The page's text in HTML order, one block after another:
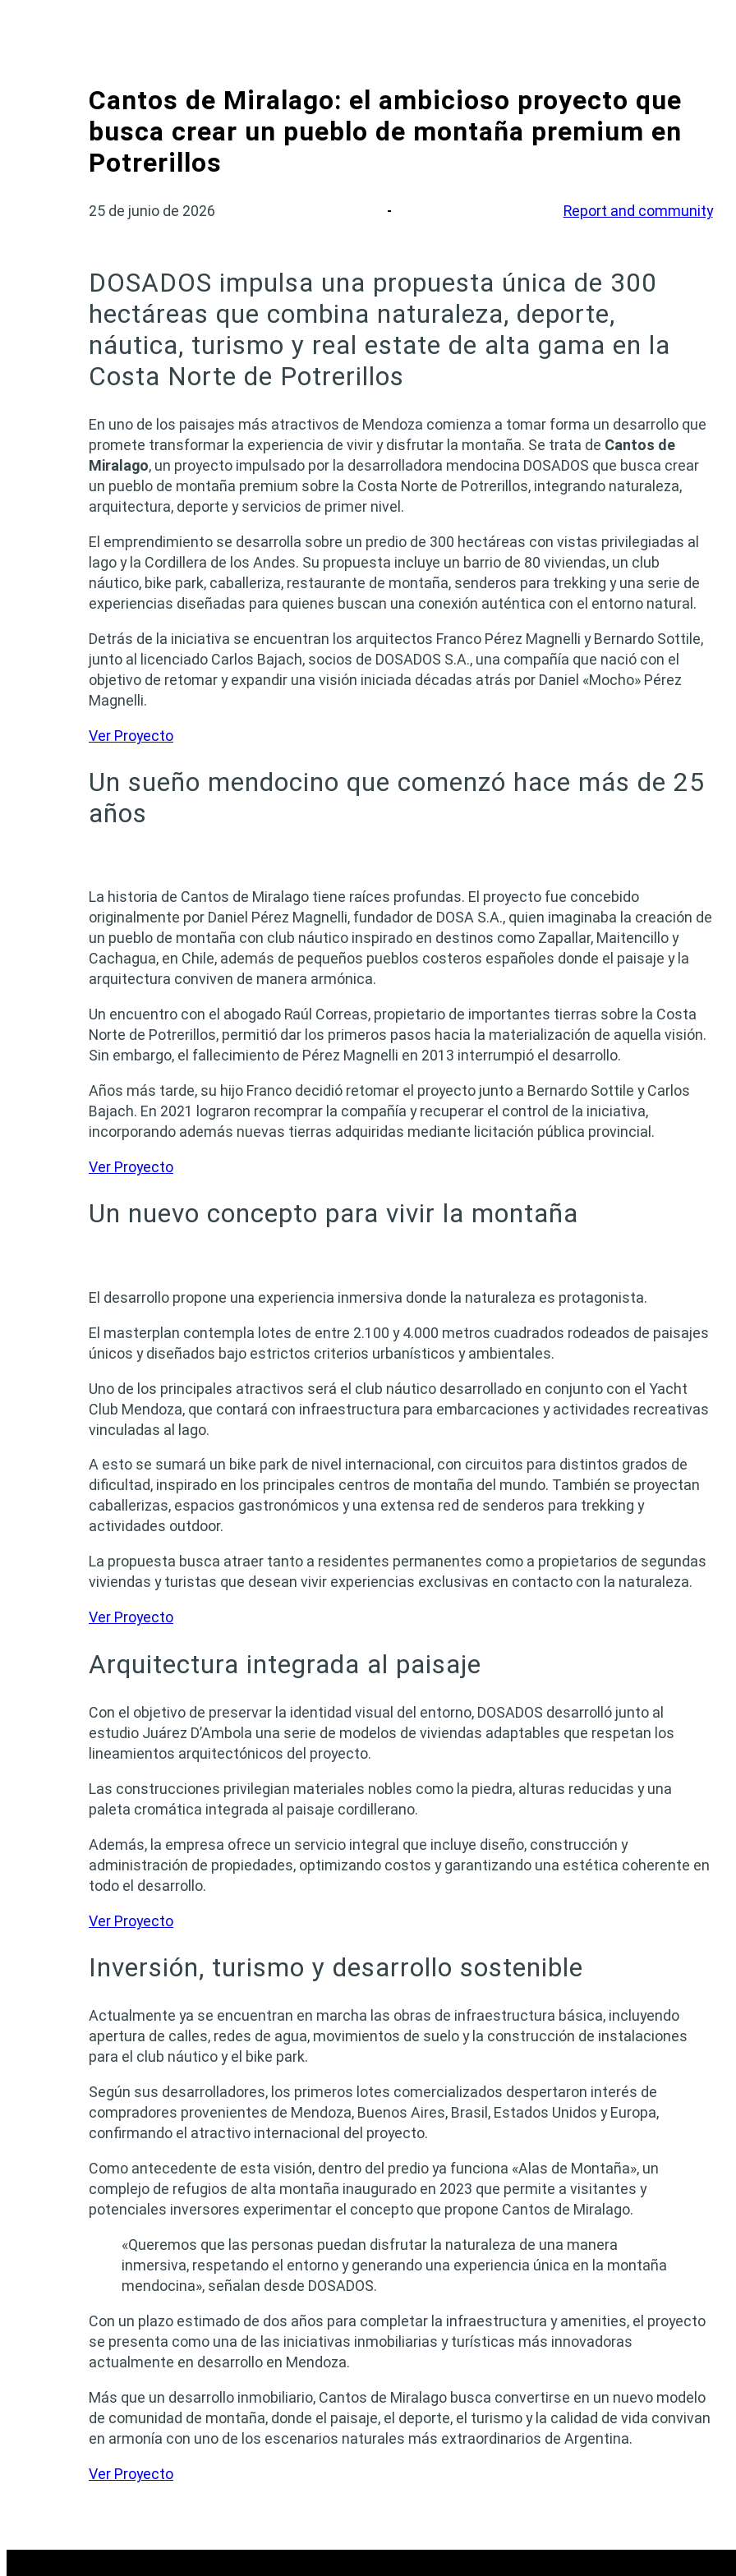
Cantos de Miralago: el ambicioso proyecto que
busca crear un pueblo de montaña premium en
Potrerillos
25 de junio de 2026 Report and community
DOSADOS impulsa una propuesta única de 300
hectáreas que combina naturaleza, deporte,
náutica, turismo y real estate de alta gama en la
Costa Norte de Potrerillos
En uno de los paisajes más atractivos de Mendoza comienza a tomar forma un desarrollo que
promete transformar la experiencia de vivir y disfrutar la montaña. Se trata de Cantos de
Miralago, un proyecto impulsado por la desarrolladora mendocina DOSADOS que busca crear
un pueblo de montaña premium sobre la Costa Norte de Potrerillos, integrando naturaleza,
arquitectura, deporte y servicios de primer nivel.
El emprendimiento se desarrolla sobre un predio de 300 hectáreas con vistas privilegiadas al
lago y la Cordillera de los Andes. Su propuesta incluye un barrio de 80 viviendas, un club
náutico, bike park, caballeriza, restaurante de montaña, senderos para trekking y una serie de
experiencias diseñadas para quienes buscan una conexión auténtica con el entorno natural.
Detrás de la iniciativa se encuentran los arquitectos Franco Pérez Magnelli y Bernardo Sottile,
junto al licenciado Carlos Bajach, socios de DOSADOS S.A., una compañía que nació con el
objetivo de retomar y expandir una visión iniciada décadas atrás por Daniel «Mocho» Pérez
Magnelli.
Ver Proyecto
Un sueño mendocino que comenzó hace más de 25
años
La historia de Cantos de Miralago tiene raíces profundas. El proyecto fue concebido
originalmente por Daniel Pérez Magnelli, fundador de DOSA S.A., quien imaginaba la creación de
un pueblo de montaña con club náutico inspirado en destinos como Zapallar, Maitencillo y
Cachagua, en Chile, además de pequeños pueblos costeros españoles donde el paisaje y la
arquitectura conviven de manera armónica.
Un encuentro con el abogado Raúl Correas, propietario de importantes tierras sobre la Costa
Norte de Potrerillos, permitió dar los primeros pasos hacia la materialización de aquella visión.
Sin embargo, el fallecimiento de Pérez Magnelli en 2013 interrumpió el desarrollo.
Años más tarde, su hijo Franco decidió retomar el proyecto junto a Bernardo Sottile y Carlos
Bajach. En 2021 lograron recomprar la compañía y recuperar el control de la iniciativa,
incorporando además nuevas tierras adquiridas mediante licitación pública provincial.
Ver Proyecto
Un nuevo concepto para vivir la montaña
El desarrollo propone una experiencia inmersiva donde la naturaleza es protagonista.
El masterplan contempla lotes de entre 2.100 y 4.000 metros cuadrados rodeados de paisajes
únicos y diseñados bajo estrictos criterios urbanísticos y ambientales.
Uno de los principales atractivos será el club náutico desarrollado en conjunto con el Yacht
Club Mendoza, que contará con infraestructura para embarcaciones y actividades recreativas
vinculadas al lago.
A esto se sumará un bike park de nivel internacional, con circuitos para distintos grados de
dificultad, inspirado en los principales centros de montaña del mundo. También se proyectan
caballerizas, espacios gastronómicos y una extensa red de senderos para trekking y
actividades outdoor.
La propuesta busca atraer tanto a residentes permanentes como a propietarios de segundas
viviendas y turistas que desean vivir experiencias exclusivas en contacto con la naturaleza.
Ver Proyecto
Arquitectura integrada al paisaje
Con el objetivo de preservar la identidad visual del entorno, DOSADOS desarrolló junto al
estudio Juárez D’Ambola una serie de modelos de viviendas adaptables que respetan los
lineamientos arquitectónicos del proyecto.
Las construcciones privilegian materiales nobles como la piedra, alturas reducidas y una
paleta cromática integrada al paisaje cordillerano.
Además, la empresa ofrece un servicio integral que incluye diseño, construcción y
administración de propiedades, optimizando costos y garantizando una estética coherente en
todo el desarrollo.
Ver Proyecto
Inversión, turismo y desarrollo sostenible
Actualmente ya se encuentran en marcha las obras de infraestructura básica, incluyendo
apertura de calles, redes de agua, movimientos de suelo y la construcción de instalaciones
para el club náutico y el bike park.
Según sus desarrolladores, los primeros lotes comercializados despertaron interés de
compradores provenientes de Mendoza, Buenos Aires, Brasil, Estados Unidos y Europa,
confirmando el atractivo internacional del proyecto.
Como antecedente de esta visión, dentro del predio ya funciona «Alas de Montaña», un
complejo de refugios de alta montaña inaugurado en 2023 que permite a visitantes y
potenciales inversores experimentar el concepto que propone Cantos de Miralago.
«Queremos que las personas puedan disfrutar la naturaleza de una manera
inmersiva, respetando el entorno y generando una experiencia única en la montaña
mendocina», señalan desde DOSADOS.
Con un plazo estimado de dos años para completar la infraestructura y amenities, el proyecto
se presenta como una de las iniciativas inmobiliarias y turísticas más innovadoras
actualmente en desarrollo en Mendoza.
Más que un desarrollo inmobiliario, Cantos de Miralago busca convertirse en un nuevo modelo
de comunidad de montaña, donde el paisaje, el deporte, el turismo y la calidad de vida convivan
en armonía con uno de los escenarios naturales más extraordinarios de Argentina.
Ver Proyecto